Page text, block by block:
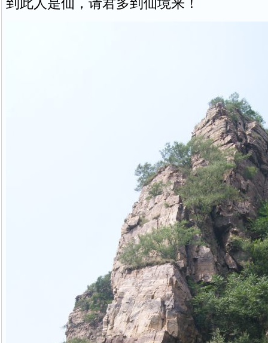
到此人是仙，请君多到仙境来！